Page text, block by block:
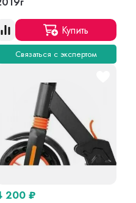
Купить
Связаться с экспертом
200 ₽